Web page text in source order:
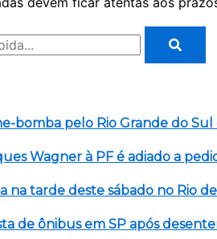
bomba pelo Rio Grande do
Wagner à PF é adiado a
na tarde deste sábado no Rio
de ônibus em SP após